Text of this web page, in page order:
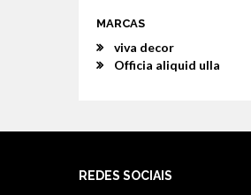
MARCAS
viva decor
Officia aliquid ulla
REDES SOCIAIS